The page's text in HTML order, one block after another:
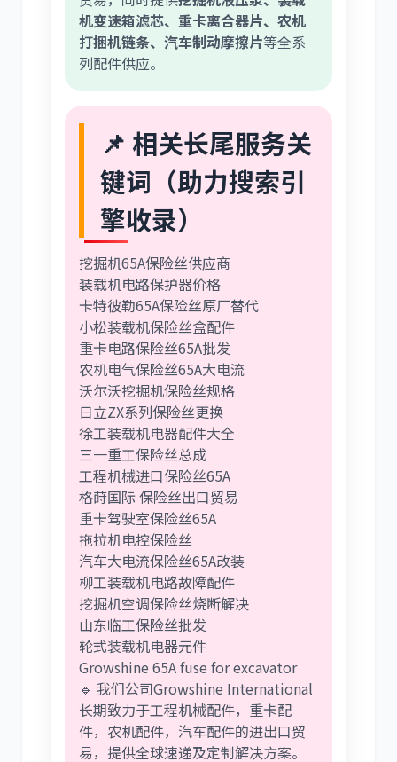
机变速箱滤芯、重卡离合器片、农机
打捆机链条、汽车制动摩擦片等全系
列配件供应。
📌 相关长尾服务关
键词（助力搜索引
擎收录）
挖掘机65A保险丝供应商
装载机电路保护器价格
卡特彼勒65A保险丝原厂替代
小松装载机保险丝盒配件
重卡电路保险丝65A批发
农机电气保险丝65A大电流
沃尔沃挖掘机保险丝规格
日立ZX系列保险丝更换
徐工装载机电器配件大全
三一重工保险丝总成
工程机械进口保险丝65A
格莳国际 保险丝出口贸易
重卡驾驶室保险丝65A
拖拉机电控保险丝
汽车大电流保险丝65A改装
柳工装载机电路故障配件
挖掘机空调保险丝烧断解决
山东临工保险丝批发
轮式装载机电器元件
Growshine 65A fuse for excavator
🔹 我们公司Growshine International
长期致力于工程机械配件，重卡配
件，农机配件，汽车配件的进出口贸
易，提供全球速递及定制解决方案。